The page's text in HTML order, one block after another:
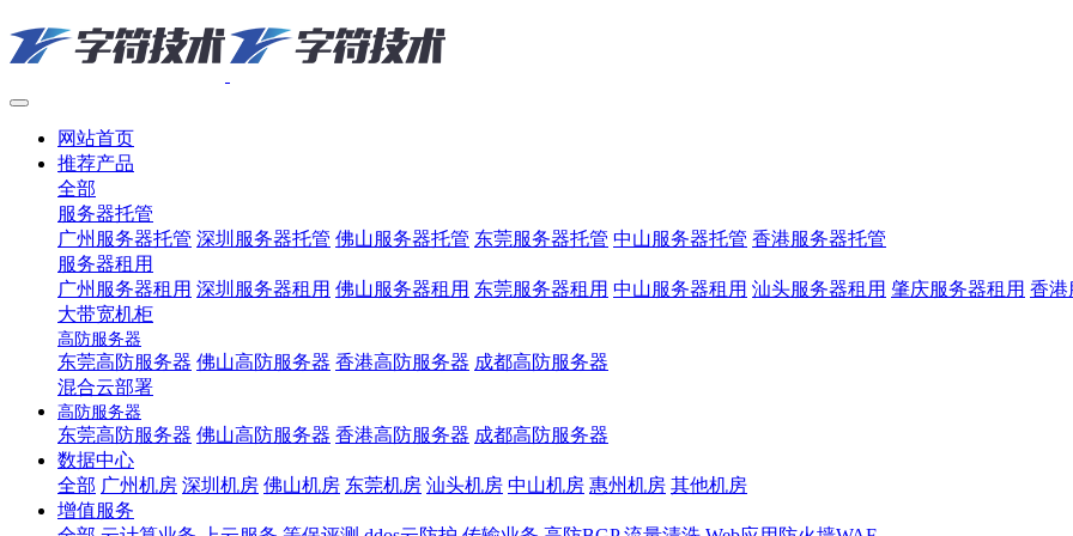
网站首页
推荐产品
全部
服务器托管
广州服务器托管 深圳服务器托管 佛山服务器托管 东莞服务器托管 中山服务器托管 香港服务器托管
服务器租用
广州服务器租用 深圳服务器租用 佛山服务器租用 东莞服务器租用 中山服务器租用 汕头服务器租用 肇庆服务器租用 香港
大带宽机柜
高防服务器
东莞高防服务器 佛山高防服务器 香港高防服务器 成都高防服务器
混合云部署
高防服务器
东莞高防服务器 佛山高防服务器 香港高防服务器 成都高防服务器
数据中心
全部 广州机房 深圳机房 佛山机房 东莞机房 汕头机房 中山机房 惠州机房 其他机房
增值服务